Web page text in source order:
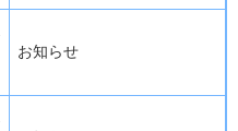
お知らせ